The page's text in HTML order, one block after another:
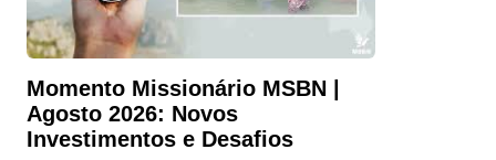
Momento Missionário MSBN |
Agosto 2026: Novos
Investimentos e Desafios